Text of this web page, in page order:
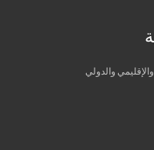
والدولي